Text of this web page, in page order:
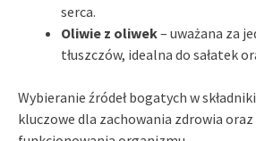
serca.
Oliwie z oliwek– uważana za
tłuszczów, idealna do sałatek
Wybieranie źródeł bogatych w
kluczowe dla zachowania zdrowia oraz